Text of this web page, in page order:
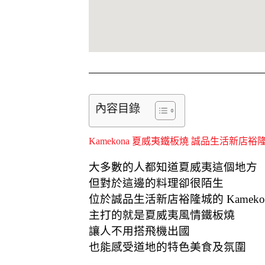
內容目錄
Kamekona 夏威夷鐵板燒 誠品生活新店裕
大多數的人都知道夏威夷這個地方
但對於這邊的料理卻很陌生
位於誠品生活新店裕隆城的
主打的就是夏威夷風情鐵板燒
讓人不用搭飛機出國
也能感受道地的特色美食及氛圍